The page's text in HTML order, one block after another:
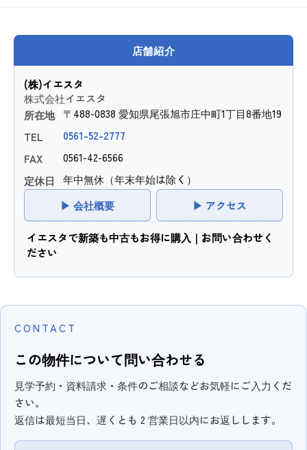
店舗紹介
(株)イエスタ
株式会社イエスタ
所在地
〒488-0838 愛知県尾張旭市庄中町1丁目8番地19
TEL
0561-52-2777
FAX
0561-42-6566
定休日
年中無休（年末年始は除く）
▶ 会社概要
▶ アクセス
イエスタで新築も中古もお得に購入｜お問い合わせく
ださい
CONTACT
この物件について問い合わせる
見学予約・資料請求・条件のご相談などお気軽にご入力くだ
さい。
返信は最短当日、遅くとも 2 営業日以内にお返しします。